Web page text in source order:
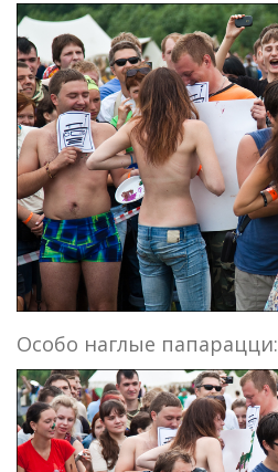
Особо наглые папарацци: